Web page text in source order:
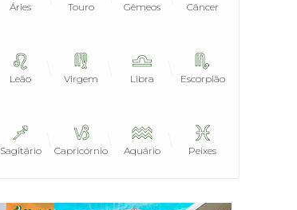
Áries Touro Gêmeos Câncer
Leão Virgem Libra Escorpião
Sagitário Capricórnio Aquário Peixes